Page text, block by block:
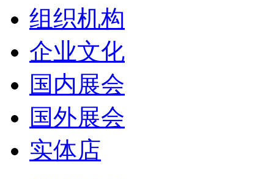
组织机构
企业文化
国内展会
国外展会
实体店